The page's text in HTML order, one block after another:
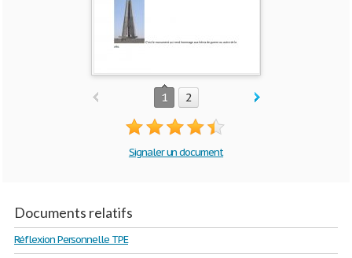
1 2
Signaler un document
Documents relatifs
Réflexion Personnelle TPE